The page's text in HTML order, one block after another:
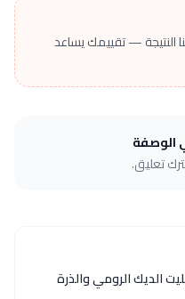
— تقييمك يساعد
الوصفة
تعليق.
الديك الرومي والذرة